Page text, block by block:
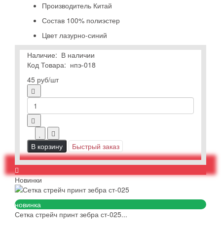
Производитель Китай
Состав 100% полиэстер
Цвет лазурно-синий
Наличие: В наличии
Код Товара: нпэ-018
45 руб/шт
В корзину Быстрый заказ
Новинки
новинка
Сетка стрейч принт зебра ст-025...